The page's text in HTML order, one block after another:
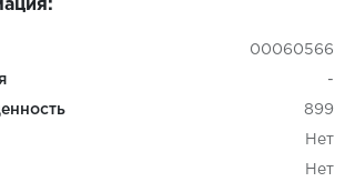
00060566
-
899
Нет
Нет